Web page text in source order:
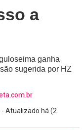
a
ganha
sugerida por HZ
- Atualizado há (2